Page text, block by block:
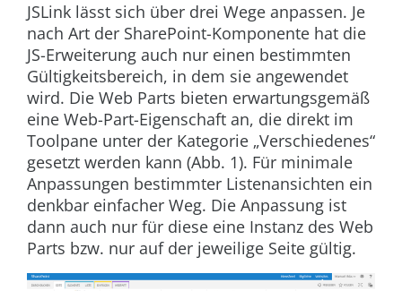
JSLink lässt sich über drei Wege anpassen. Je
nach Art der SharePoint-Komponente hat die
JS-Erweiterung auch nur einen bestimmten
Gültigkeitsbereich, in dem sie angewendet
wird. Die Web Parts bieten erwartungsgemäß
eine Web-Part-Eigenschaft an, die direkt im
Toolpane unter der Kategorie „Verschiedenes“
gesetzt werden kann (Abb. 1). Für minimale
Anpassungen bestimmter Listenansichten ein
denkbar einfacher Weg. Die Anpassung ist
dann auch nur für diese eine Instanz des Web
Parts bzw. nur auf der jeweilige Seite gültig.